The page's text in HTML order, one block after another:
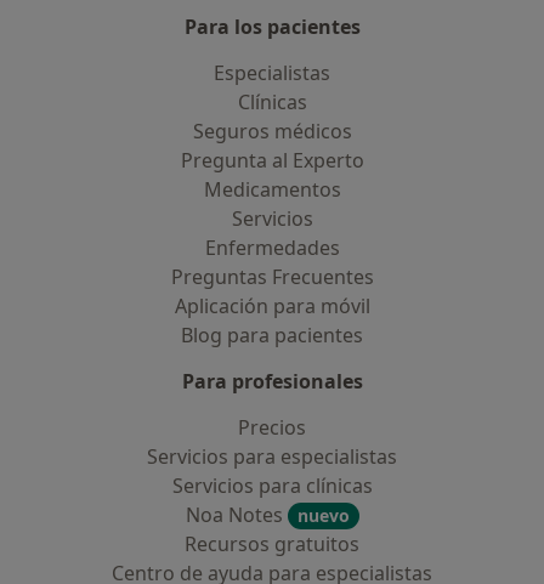
Para los pacientes
Especialistas
Clínicas
Seguros médicos
Pregunta al Experto
Medicamentos
Servicios
Enfermedades
Preguntas Frecuentes
Aplicación para móvil
Blog para pacientes
Para profesionales
Precios
Servicios para especialistas
Servicios para clínicas
Noa Notes
nuevo
Recursos gratuitos
Centro de ayuda para especialistas